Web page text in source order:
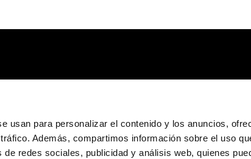
usan para personalizar el contenido y los anuncios,
Además, compartimos información sobre el uso
redes sociales, publicidad y análisis web, quienes